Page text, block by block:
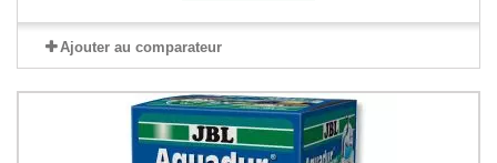
Ajouter au comparateur